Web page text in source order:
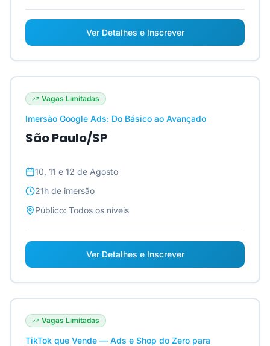
Ver Detalhes e Inscrever
Vagas Limitadas
Imersão Google Ads: Do Básico ao Avançado
São Paulo/SP
10, 11 e 12 de Agosto
21h de imersão
Público: Todos os níveis
Ver Detalhes e Inscrever
Vagas Limitadas
TikTok que Vende — Ads e Shop do Zero para